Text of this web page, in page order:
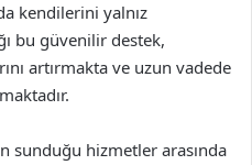
kendilerini yalnız
bu güvenilir destek,
artırmakta ve uzun vadede
sunduğu hizmetler arasında